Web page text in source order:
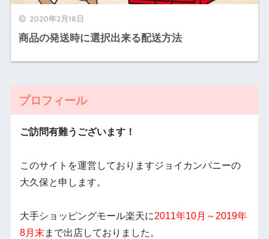
2020年2月18日
商品の発送時に選択出来る配送方法
プロフィール
ご訪問有難うございます！
このサイトを運営しておりますジョイカンパニーの
大久保と申します。
大手ショッピングモール楽天に2011年10月～2019年
8月末 まで出店しておりました。